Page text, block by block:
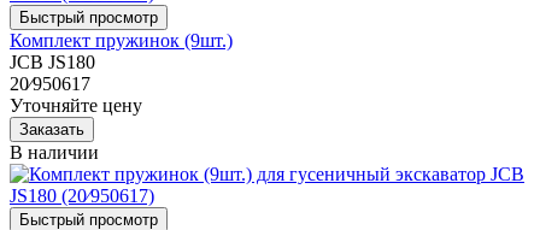
Комплект пружинок (9шт.)
JCB JS180
20⁄950617
Уточняйте цену
В наличии